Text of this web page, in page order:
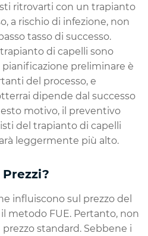
ritrovarti con un trapianto
a rischio di infezione, non
tasso di successo.
di capelli sono
pianificazione preliminare è
del processo, e
dipende dal successo
motivo, il preventivo
del trapianto di capelli
leggermente più alto.
influiscono sul prezzo del
metodo FUE. Pertanto, non
standard. Sebbene i